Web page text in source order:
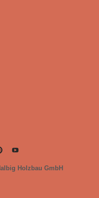
EYRICH-
Holzbau GmbH